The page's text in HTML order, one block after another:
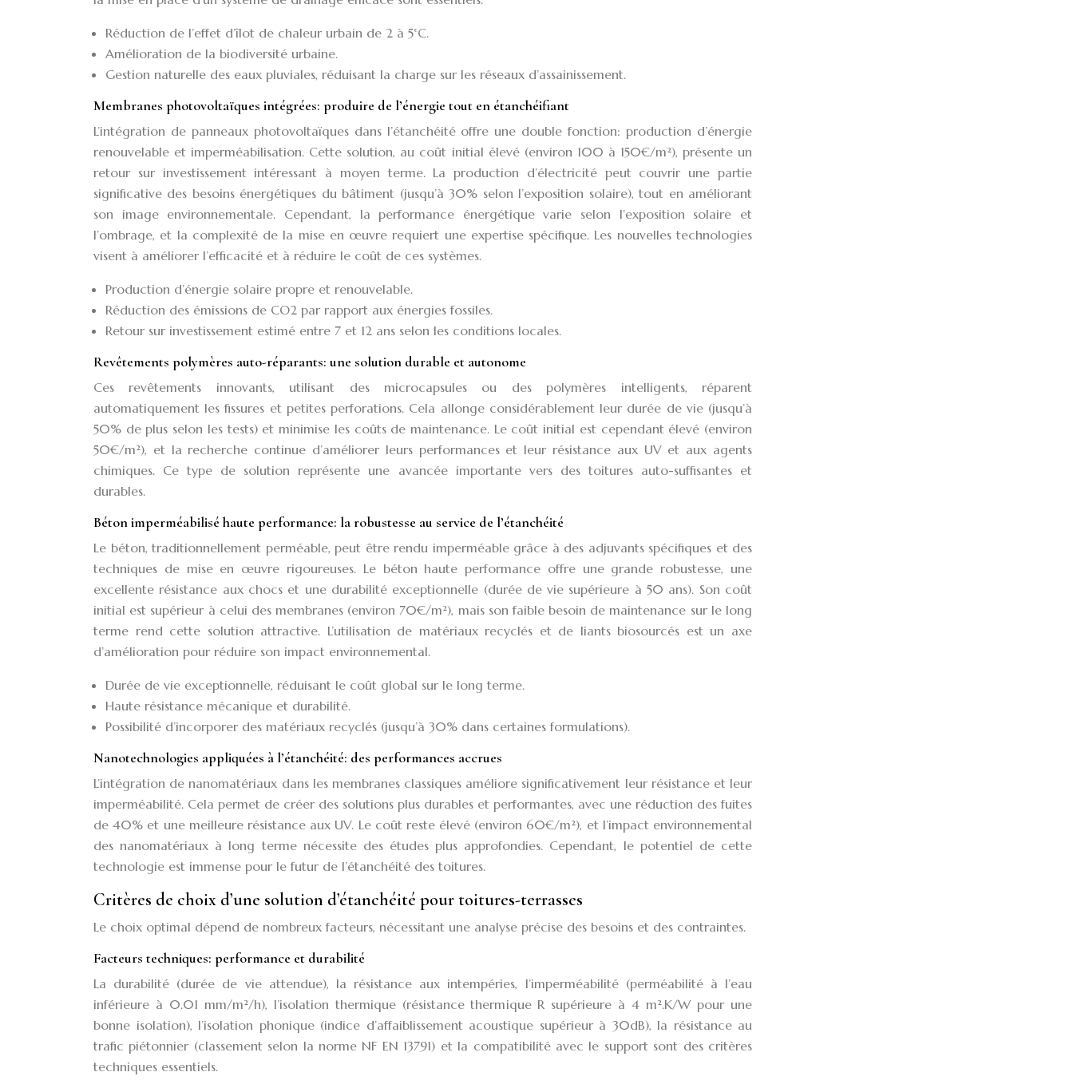
Réduction de l’effet d’îlot de chaleur urbain de 2 à 5°C.
Amélioration de la biodiversité urbaine.
Gestion naturelle des eaux pluviales, réduisant la charge sur les réseaux d’assainissement.
Membranes photovoltaïques intégrées: produire de l’énergie tout en étanchéifiant
L’intégration de panneaux photovoltaïques dans l’étanchéité offre une double fonction: production d’énergie
renouvelable et imperméabilisation. Cette solution, au coût initial élevé (environ 100 à 150€/m²), présente un
retour sur investissement intéressant à moyen terme. La production d’électricité peut couvrir une partie
significative des besoins énergétiques du bâtiment (jusqu’à 30% selon l’exposition solaire), tout en améliorant
son image environnementale. Cependant, la performance énergétique varie selon l’exposition solaire et
l’ombrage, et la complexité de la mise en œuvre requiert une expertise spécifique. Les nouvelles technologies
visent à améliorer l’efficacité et à réduire le coût de ces systèmes.
Production d’énergie solaire propre et renouvelable.
Réduction des émissions de CO2 par rapport aux énergies fossiles.
Retour sur investissement estimé entre 7 et 12 ans selon les conditions locales.
Revêtements polymères auto-réparants: une solution durable et autonome
Ces revêtements innovants, utilisant des microcapsules ou des polymères intelligents, réparent
automatiquement les fissures et petites perforations. Cela allonge considérablement leur durée de vie (jusqu’à
50% de plus selon les tests) et minimise les coûts de maintenance. Le coût initial est cependant élevé (environ
50€/m²), et la recherche continue d’améliorer leurs performances et leur résistance aux UV et aux agents
chimiques. Ce type de solution représente une avancée importante vers des toitures auto-suffisantes et
durables.
Béton imperméabilisé haute performance: la robustesse au service de l’étanchéité
Le béton, traditionnellement perméable, peut être rendu imperméable grâce à des adjuvants spécifiques et des
techniques de mise en œuvre rigoureuses. Le béton haute performance offre une grande robustesse, une
excellente résistance aux chocs et une durabilité exceptionnelle (durée de vie supérieure à 50 ans). Son coût
initial est supérieur à celui des membranes (environ 70€/m²), mais son faible besoin de maintenance sur le long
terme rend cette solution attractive. L’utilisation de matériaux recyclés et de liants biosourcés est un axe
d’amélioration pour réduire son impact environnemental.
Durée de vie exceptionnelle, réduisant le coût global sur le long terme.
Haute résistance mécanique et durabilité.
Possibilité d’incorporer des matériaux recyclés (jusqu’à 30% dans certaines formulations).
Nanotechnologies appliquées à l’étanchéité: des performances accrues
L’intégration de nanomatériaux dans les membranes classiques améliore significativement leur résistance et leur
imperméabilité. Cela permet de créer des solutions plus durables et performantes, avec une réduction des fuites
de 40% et une meilleure résistance aux UV. Le coût reste élevé (environ 60€/m²), et l’impact environnemental
des nanomatériaux à long terme nécessite des études plus approfondies. Cependant, le potentiel de cette
technologie est immense pour le futur de l’étanchéité des toitures.
Critères de choix d’une solution d’étanchéité pour toitures-terrasses
Le choix optimal dépend de nombreux facteurs, nécessitant une analyse précise des besoins et des contraintes.
Facteurs techniques: performance et durabilité
La durabilité (durée de vie attendue), la résistance aux intempéries, l’imperméabilité (perméabilité à l’eau
inférieure à 0.01 mm/m²/h), l’isolation thermique (résistance thermique R supérieure à 4 m².K/W pour une
bonne isolation), l’isolation phonique (indice d’affaiblissement acoustique supérieur à 30dB), la résistance au
trafic piétonnier (classement selon la norme NF EN 13791) et la compatibilité avec le support sont des critères
techniques essentiels.